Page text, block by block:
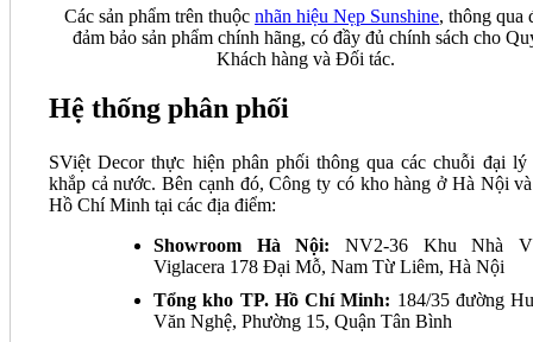
Các sản phẩm trên thuộc nhãn hiệu Nẹp Sunshine, thông qua
đảm bảo sản phẩm chính hãng, có đầy đủ chính sách cho
Khách hàng và Đối tác.
Hệ thống phân phối
SViệt Decor thực hiện phân phối thông qua các chuỗi đại lý
khắp cả nước. Bên cạnh đó, Công ty có kho hàng ở Hà Nội
Hồ Chí Minh tại các địa điểm:
Showroom Hà Nội: NV2-36 Khu Nhà
Viglacera 178 Đại Mỗ, Nam Từ Liêm, Hà Nội
Tổng kho TP. Hồ Chí Minh: 184/35 đường
Văn Nghệ, Phường 15, Quận Tân Bình